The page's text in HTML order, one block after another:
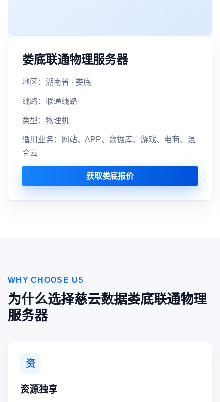
娄底联通物理服务器
地区：湖南省 · 娄底
线路：联通线路
类型：物理机
适用业务：网站、APP、数据库、游戏、电商、混
合云
获取娄底报价
WHY CHOOSE US
为什么选择慈云数据娄底联通物理
服务器
资
资源独享